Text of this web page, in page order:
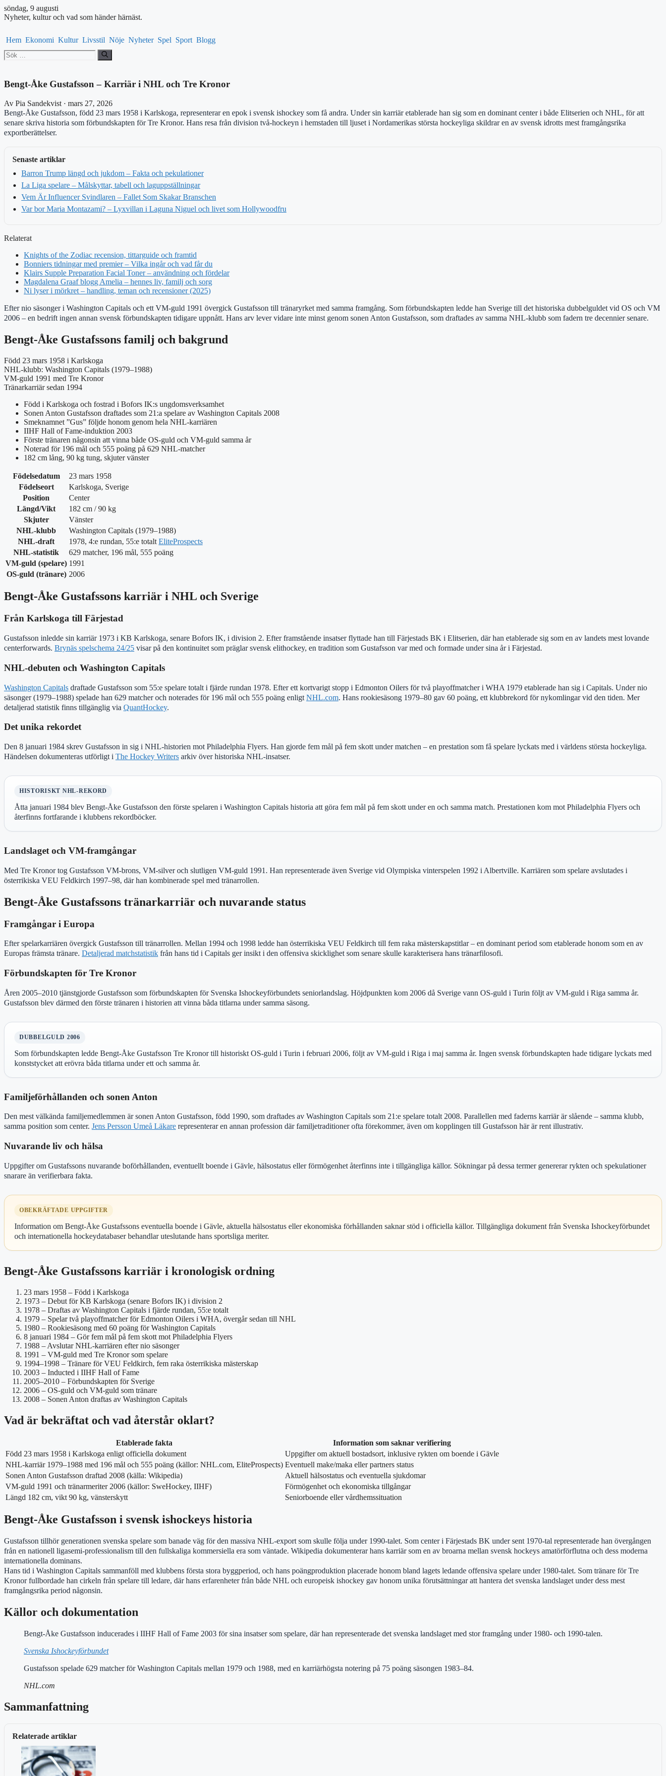
söndag, 9 augusti
Nyheter, kultur och vad som händer härnäst.
Hem Ekonomi Kultur Livsstil Nöje Nyheter Spel Sport Blogg
Sök
efter:
Bengt-Åke Gustafsson – Karriär i NHL och Tre Kronor
Av Pia Sandekvist · mars 27, 2026
Bengt-Åke Gustafsson, född 23 mars 1958 i Karlskoga, representerar en epok i svensk ishockey som få andra. Under sin karriär etablerade han sig som en dominant center i både Elitserien och NHL, för att
senare skriva historia som förbundskapten för Tre Kronor. Hans resa från division två-hockeyn i hemstaden till ljuset i Nordamerikas största hockeyliga skildrar en av svensk idrotts mest framgångsrika
exportberättelser.
Senaste artiklar
Barron Trump längd och jukdom – Fakta och pekulationer
La Liga spelare – Målskyttar, tabell och laguppställningar
Vem Är Influencer Svindlaren – Fallet Som Skakar Branschen
Var bor Maria Montazami? – Lyxvillan i Laguna Niguel och livet som Hollywoodfru
Relaterat
Knights of the Zodiac recension, tittarguide och framtid
Bonniers tidningar med premier – Vilka ingår och vad får du
Klairs Supple Preparation Facial Toner – användning och fördelar
Magdalena Graaf blogg Amelia – hennes liv, familj och sorg
Ni lyser i mörkret – handling, teman och recensioner (2025)
Efter nio säsonger i Washington Capitals och ett VM-guld 1991 övergick Gustafsson till tränaryrket med samma framgång. Som förbundskapten ledde han Sverige till det historiska dubbelguldet vid OS och VM
2006 – en bedrift ingen annan svensk förbundskapten tidigare uppnått. Hans arv lever vidare inte minst genom sonen Anton Gustafsson, som draftades av samma NHL-klubb som fadern tre decennier senare.
Bengt-Åke Gustafssons familj och bakgrund
Född 23 mars 1958 i Karlskoga
NHL-klubb: Washington Capitals (1979–1988)
VM-guld 1991 med Tre Kronor
Tränarkarriär sedan 1994
Född i Karlskoga och fostrad i Bofors IK:s ungdomsverksamhet
Sonen Anton Gustafsson draftades som 21:a spelare av Washington Capitals 2008
Smeknamnet ”Gus” följde honom genom hela NHL-karriären
IIHF Hall of Fame-induktion 2003
Förste tränaren någonsin att vinna både OS-guld och VM-guld samma år
Noterad för 196 mål och 555 poäng på 629 NHL-matcher
182 cm lång, 90 kg tung, skjuter vänster
Födelsedatum
23 mars 1958
Födelseort
Karlskoga, Sverige
Position
Center
Längd/Vikt
182 cm / 90 kg
Skjuter
Vänster
NHL-klubb
Washington Capitals (1979–1988)
NHL-draft
1978, 4:e rundan, 55:e totalt EliteProspects
NHL-statistik
629 matcher, 196 mål, 555 poäng
VM-guld (spelare) 1991
OS-guld (tränare) 2006
Bengt-Åke Gustafssons karriär i NHL och Sverige
Från Karlskoga till Färjestad
Gustafsson inledde sin karriär 1973 i KB Karlskoga, senare Bofors IK, i division 2. Efter framstående insatser flyttade han till Färjestads BK i Elitserien, där han etablerade sig som en av landets mest lovande
centerforwards. Brynäs spelschema 24/25 visar på den kontinuitet som präglar svensk elithockey, en tradition som Gustafsson var med och formade under sina år i Färjestad.
NHL-debuten och Washington Capitals
Washington Capitals draftade Gustafsson som 55:e spelare totalt i fjärde rundan 1978. Efter ett kortvarigt stopp i Edmonton Oilers för två playoffmatcher i WHA 1979 etablerade han sig i Capitals. Under nio
säsonger (1979–1988) spelade han 629 matcher och noterades för 196 mål och 555 poäng enligt NHL.com. Hans rookiesäsong 1979–80 gav 60 poäng, ett klubbrekord för nykomlingar vid den tiden. Mer
detaljerad statistik finns tillgänglig via QuantHockey.
Det unika rekordet
Den 8 januari 1984 skrev Gustafsson in sig i NHL-historien mot Philadelphia Flyers. Han gjorde fem mål på fem skott under matchen – en prestation som få spelare lyckats med i världens största hockeyliga.
Händelsen dokumenteras utförligt i The Hockey Writers arkiv över historiska NHL-insatser.
HISTORISKT NHL-REKORD
Åtta januari 1984 blev Bengt-Åke Gustafsson den förste spelaren i Washington Capitals historia att göra fem mål på fem skott under en och samma match. Prestationen kom mot Philadelphia Flyers och
återfinns fortfarande i klubbens rekordböcker.
Landslaget och VM-framgångar
Med Tre Kronor tog Gustafsson VM-brons, VM-silver och slutligen VM-guld 1991. Han representerade även Sverige vid Olympiska vinterspelen 1992 i Albertville. Karriären som spelare avslutades i
österrikiska VEU Feldkirch 1997–98, där han kombinerade spel med tränarrollen.
Bengt-Åke Gustafssons tränarkarriär och nuvarande status
Framgångar i Europa
Efter spelarkarriären övergick Gustafsson till tränarrollen. Mellan 1994 och 1998 ledde han österrikiska VEU Feldkirch till fem raka mästerskapstitlar – en dominant period som etablerade honom som en av
Europas främsta tränare. Detaljerad matchstatistik från hans tid i Capitals ger insikt i den offensiva skicklighet som senare skulle karakterisera hans tränarfilosofi.
Förbundskapten för Tre Kronor
Åren 2005–2010 tjänstgjorde Gustafsson som förbundskapten för Svenska Ishockeyförbundets seniorlandslag. Höjdpunkten kom 2006 då Sverige vann OS-guld i Turin följt av VM-guld i Riga samma år.
Gustafsson blev därmed den förste tränaren i historien att vinna båda titlarna under samma säsong.
DUBBELGULD 2006
Som förbundskapten ledde Bengt-Åke Gustafsson Tre Kronor till historiskt OS-guld i Turin i februari 2006, följt av VM-guld i Riga i maj samma år. Ingen svensk förbundskapten hade tidigare lyckats med
konststycket att erövra båda titlarna under ett och samma år.
Familjeförhållanden och sonen Anton
Den mest välkända familjemedlemmen är sonen Anton Gustafsson, född 1990, som draftades av Washington Capitals som 21:e spelare totalt 2008. Parallellen med faderns karriär är slående – samma klubb,
samma position som center. Jens Persson Umeå Läkare representerar en annan profession där familjetraditioner ofta förekommer, även om kopplingen till Gustafsson här är rent illustrativ.
Nuvarande liv och hälsa
Uppgifter om Gustafssons nuvarande boförhållanden, eventuellt boende i Gävle, hälsostatus eller förmögenhet återfinns inte i tillgängliga källor. Sökningar på dessa termer genererar rykten och spekulationer
snarare än verifierbara fakta.
OBEKRÄFTADE UPPGIFTER
Information om Bengt-Åke Gustafssons eventuella boende i Gävle, aktuella hälsostatus eller ekonomiska förhållanden saknar stöd i officiella källor. Tillgängliga dokument från Svenska Ishockeyförbundet
och internationella hockeydatabaser behandlar uteslutande hans sportsliga meriter.
Bengt-Åke Gustafssons karriär i kronologisk ordning
23 mars 1958 – Född i Karlskoga
1973 – Debut för KB Karlskoga (senare Bofors IK) i division 2
1978 – Draftas av Washington Capitals i fjärde rundan, 55:e totalt
1979 – Spelar två playoffmatcher för Edmonton Oilers i WHA, övergår sedan till NHL
1980 – Rookiesäsong med 60 poäng för Washington Capitals
8 januari 1984 – Gör fem mål på fem skott mot Philadelphia Flyers
1988 – Avslutar NHL-karriären efter nio säsonger
1991 – VM-guld med Tre Kronor som spelare
1994–1998 – Tränare för VEU Feldkirch, fem raka österrikiska mästerskap
2003 – Inducted i IIHF Hall of Fame
2005–2010 – Förbundskapten för Sverige
2006 – OS-guld och VM-guld som tränare
2008 – Sonen Anton draftas av Washington Capitals
Vad är bekräftat och vad återstår oklart?
Etablerade fakta
Information som saknar verifiering
Född 23 mars 1958 i Karlskoga enligt officiella dokument
Uppgifter om aktuell bostadsort, inklusive rykten om boende i Gävle
NHL-karriär 1979–1988 med 196 mål och 555 poäng (källor: NHL.com, EliteProspects) Eventuell make/maka eller partners status
Sonen Anton Gustafsson draftad 2008 (källa: Wikipedia)
Aktuell hälsostatus och eventuella sjukdomar
VM-guld 1991 och tränarmeriter 2006 (källor: SweHockey, IIHF)
Förmögenhet och ekonomiska tillgångar
Längd 182 cm, vikt 90 kg, vänsterskytt
Seniorboende eller vårdhemssituation
Bengt-Åke Gustafsson i svensk ishockeys historia
Gustafsson tillhör generationen svenska spelare som banade väg för den massiva NHL-export som skulle följa under 1990-talet. Som center i Färjestads BK under sent 1970-tal representerade han övergången
från en nationell ligasemi-professionalism till den fullskaliga kommersiella era som väntade. Wikipedia dokumenterar hans karriär som en av broarna mellan svensk hockeys amatörförflutna och dess moderna
internationella dominans.
Hans tid i Washington Capitals sammanföll med klubbens första stora byggperiod, och hans poängproduktion placerade honom bland lagets ledande offensiva spelare under 1980-talet. Som tränare för Tre
Kronor fullbordade han cirkeln från spelare till ledare, där hans erfarenheter från både NHL och europeisk ishockey gav honom unika förutsättningar att hantera det svenska landslaget under dess mest
framgångsrika period någonsin.
Källor och dokumentation
Bengt-Åke Gustafsson inducerades i IIHF Hall of Fame 2003 för sina insatser som spelare, där han representerade det svenska landslaget med stor framgång under 1980- och 1990-talen.
Svenska Ishockeyförbundet
Gustafsson spelade 629 matcher för Washington Capitals mellan 1979 och 1988, med en karriärhögsta notering på 75 poäng säsongen 1983–84.
NHL.com
Sammanfattning
Relaterade artiklar